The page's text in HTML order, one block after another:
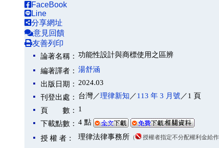
FaceBook
Line
分享網址
意見回饋
友善列印
論著名稱： 功能性設計與商標使用之區辨
編著譯者： 湯舒涵
出版日期： 2024.03
刊登出處： 台灣／理律新知 ／113 年 3 月號 ／1 頁
頁 數： 1
下載點數： 4 點
授 權 者： 理律法律事務所 （ 授權者指定不分配權利金給